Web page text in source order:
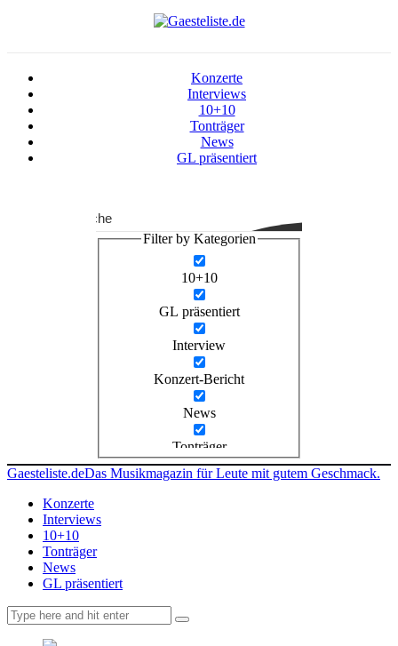
Konzerte
Interviews
10+10
Tonträger
News
GL präsentiert
Suche
Filter by Kategorien
10+10
GL präsentiert
Interview
Konzert-Bericht
News
Tonträger
Gaesteliste.deDas Musikmagazin für Leute mit gutem Geschmack.
Konzerte
Interviews
10+10
Tonträger
News
GL präsentiert